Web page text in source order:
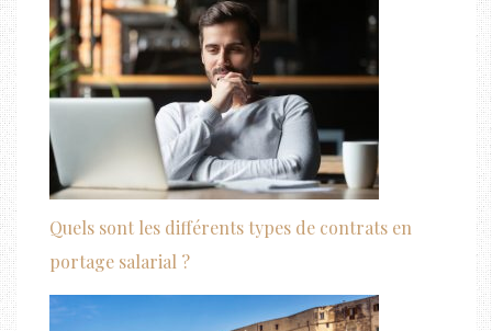
Quels sont les différents types de contrats en
portage salarial ?